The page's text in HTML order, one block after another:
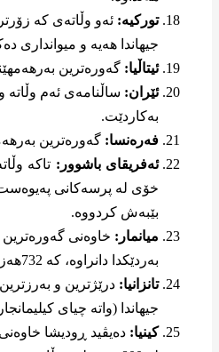
تورکیە: ئەو وڵاتەی کە
جیهاندا هەیە و میوانداری
ئیتاڵیا: گەورەترین
ئێران: ساڵنامەی ئەم وڵاتە
بەکاردێت.
فەرەنسا: گەورەترین
ئەفریقای باشوور: تاکە
خۆی لە پرسەکانی پەیوەست
بێبەش کردووە.
میانمار: خاوەنی گەورەترین
بەردێکدا دانراوە، کە 732هەزار و 1460 لاپەڕەی هەیە.
تانزانیا: درێژترین و
جیهاندا (واتە چیای
کینیا: دەیڤید ڕودیشا